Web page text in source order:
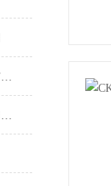
快开式袋式过滤器的滤料选用有何说法？
泳池紫外线消毒器在泳池的应用是否安全呢？